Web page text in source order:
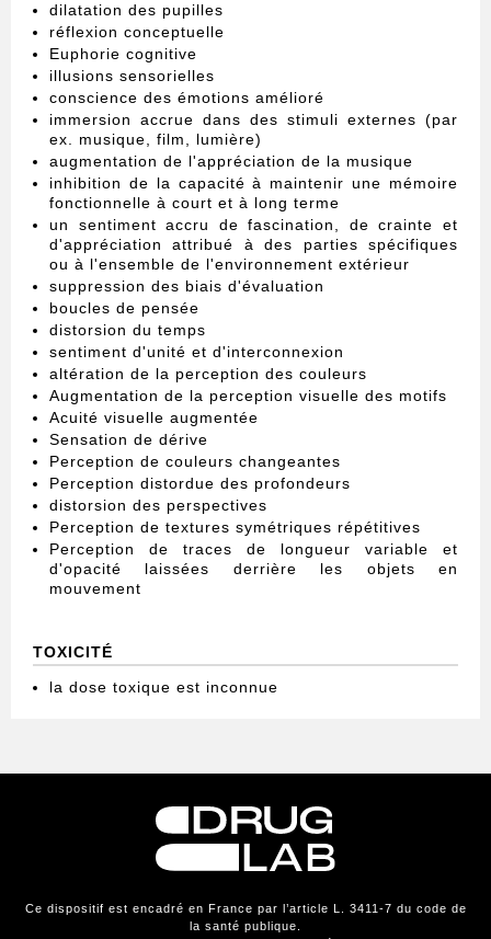
dilatation des pupilles
réflexion conceptuelle
Euphorie cognitive
illusions sensorielles
conscience des émotions amélioré
immersion accrue dans des stimuli externes (par
ex. musique, film, lumière)
augmentation de l'appréciation de la musique
inhibition de la capacité à maintenir une mémoire
fonctionnelle à court et à long terme
un sentiment accru de fascination, de crainte et
d'appréciation attribué à des parties spécifiques
ou à l'ensemble de l'environnement extérieur
suppression des biais d'évaluation
boucles de pensée
distorsion du temps
sentiment d'unité et d'interconnexion
altération de la perception des couleurs
Augmentation de la perception visuelle des motifs
Acuité visuelle augmentée
Sensation de dérive
Perception de couleurs changeantes
Perception distordue des profondeurs
distorsion des perspectives
Perception de textures symétriques répétitives
Perception de traces de longueur variable et
d'opacité laissées derrière les objets en
mouvement
TOXICITÉ
la dose toxique est inconnue
Ce dispositif est encadré en France par l’article L. 3411-7 du code de
la santé publique.